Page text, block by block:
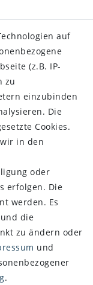
auf
(z.B. IP-
zu
einzubinden
Die
Cookies.
in den
oder
erfolgen. Die
werden. Es
die
zu ändern oder
und
.